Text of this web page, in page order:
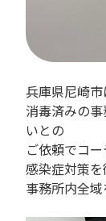
兵庫県尼崎
消毒済みの
いとの
ご依頼でコ
感染症対策
事務所内全域